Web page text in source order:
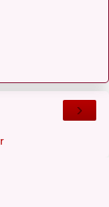
›